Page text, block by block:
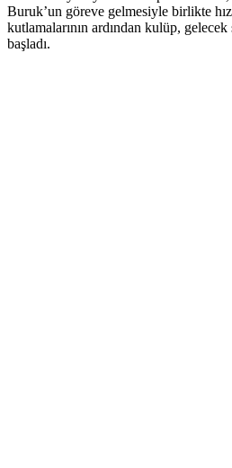
Buruk’un göreve gelmesiyle birlikte
kutlamalarının ardından kulüp,
başladı.